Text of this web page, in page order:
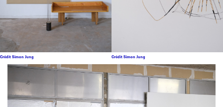
Crédit Simon Jung Crédit Simon Jung